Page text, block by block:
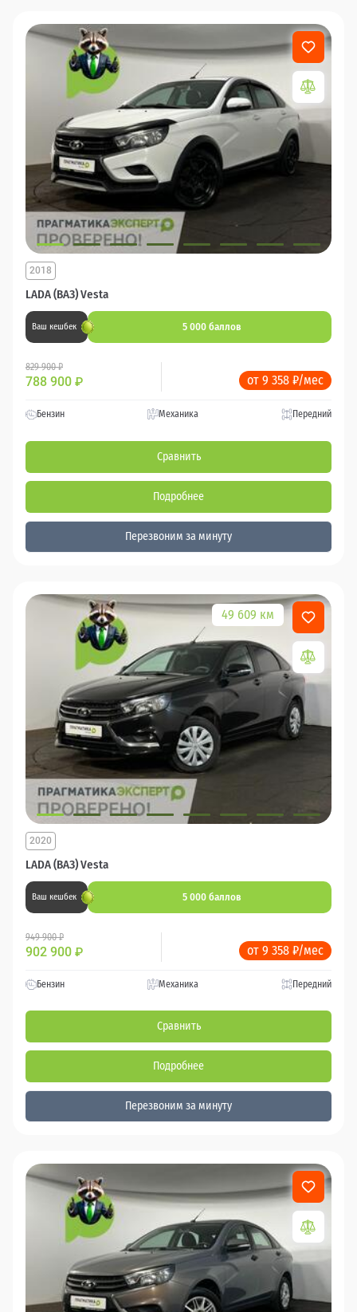
LADA (ВАЗ) Vesta
2018
Ваш кешбек 5 000 баллов
829 900 ₽
788 900 ₽ от 9 358 ₽/мес
Бензин Механика Передний
Сравнить
Подробнее
Перезвоним за минуту
49 609 км
LADA (ВАЗ) Vesta
2020
Ваш кешбек 5 000 баллов
949 900 ₽
902 900 ₽ от 9 358 ₽/мес
Бензин Механика Передний
Сравнить
Подробнее
Перезвоним за минуту